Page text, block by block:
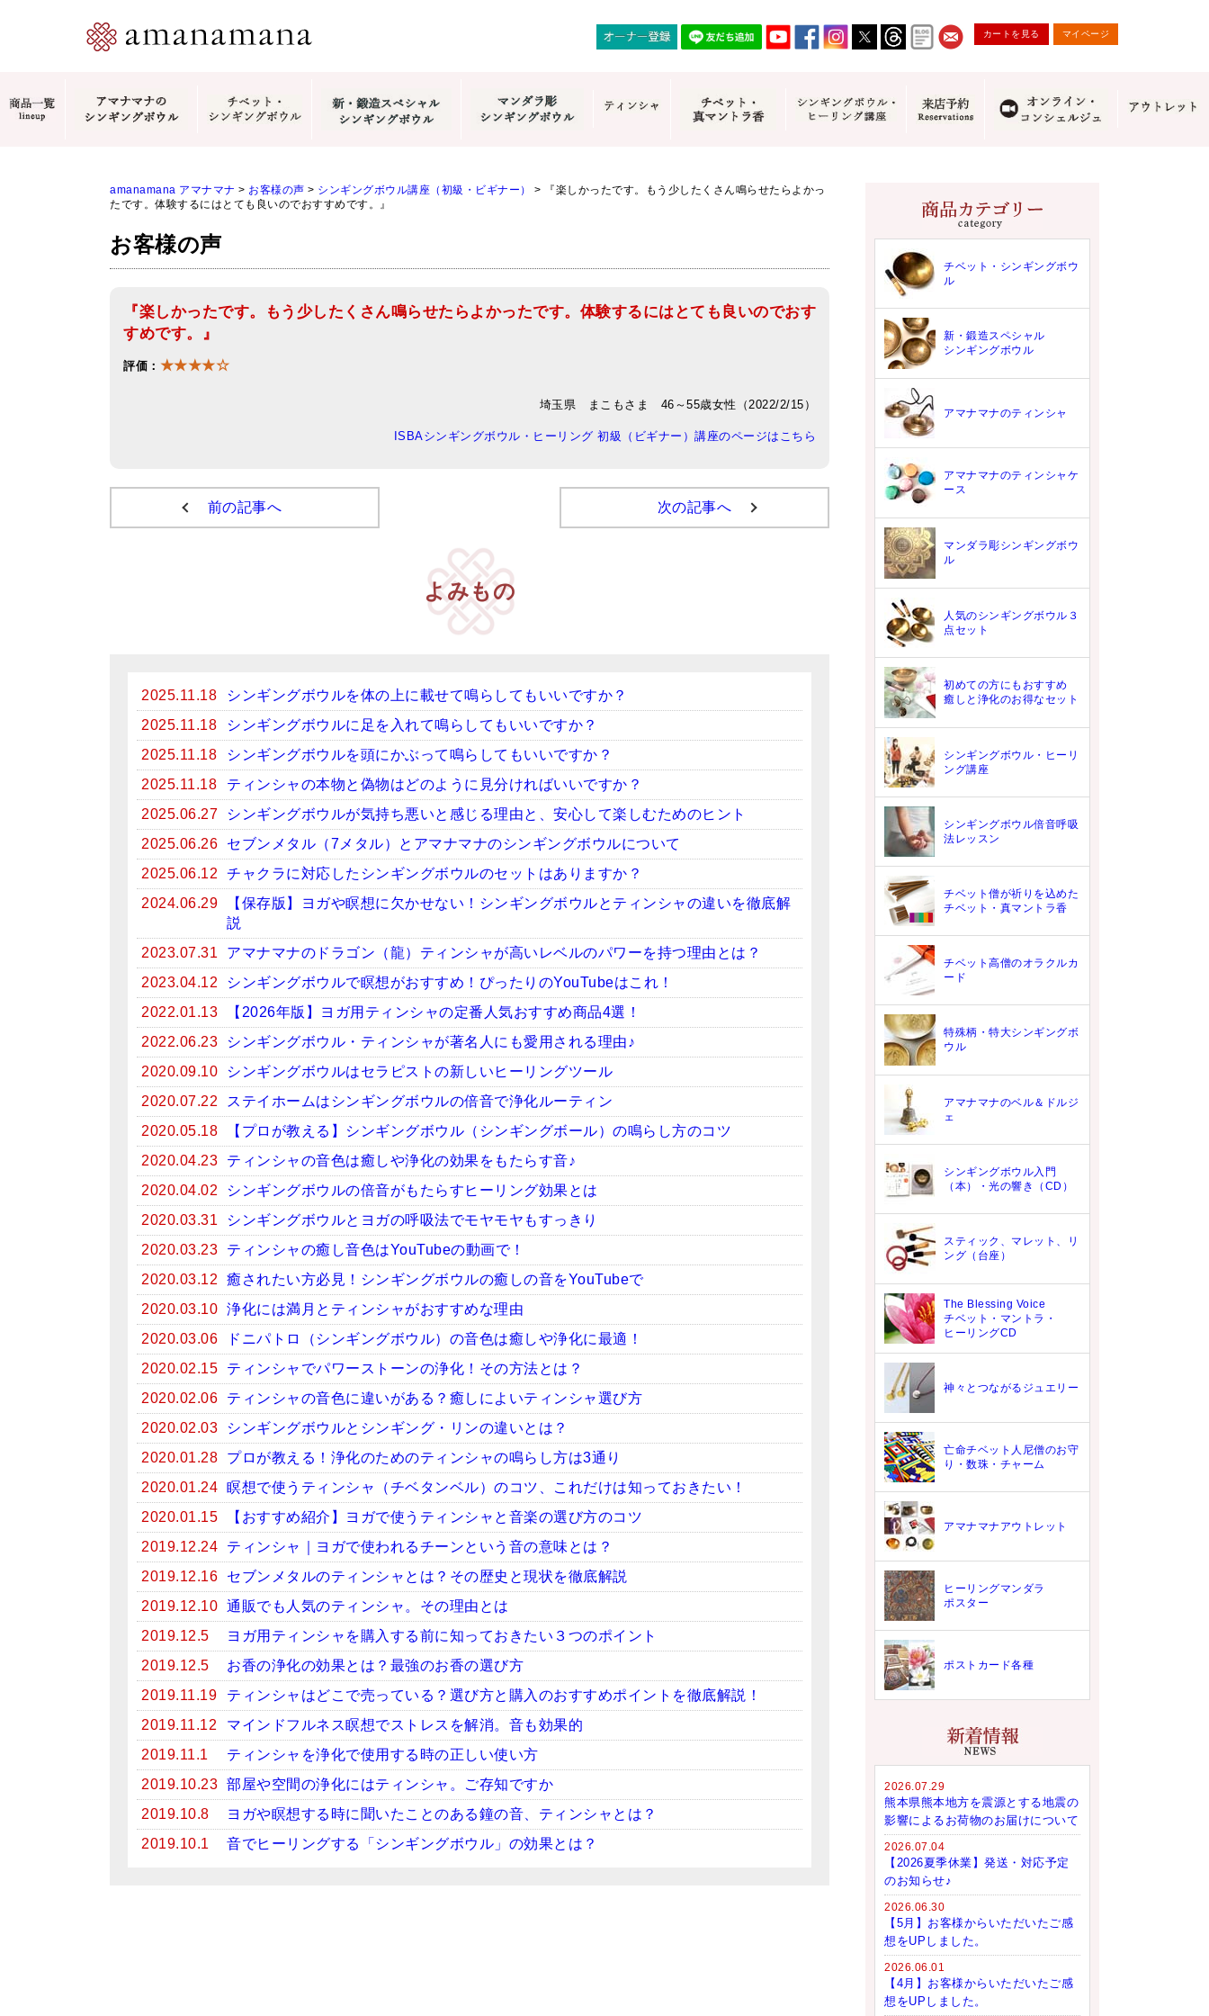
カートを見る マイページ
amanamana アマナマナ > お客様の声 > シンギングボウル講座（初級・ビギナー） >
『楽しかったです。もう少したくさん鳴らせたらよかっ
たです。体験するにはとても良いのでおすすめです。』
お客様の声
『楽しかったです。もう少したくさん鳴らせたらよかったです。体験するにはとても良いのでおす
すめです。』
評価： ★★★★☆
埼玉県 まこもさま 46～55歳女性（2022/2/15）
ISBAシンギングボウル・ヒーリング 初級（ビギナー）講座のページはこちら
前の記事へ 次の記事へ
よみもの
2025.11.18
シンギングボウルを体の上に載せて鳴らしてもいいですか？
2025.11.18
シンギングボウルに足を入れて鳴らしてもいいですか？
2025.11.18
シンギングボウルを頭にかぶって鳴らしてもいいですか？
2025.11.18
ティンシャの本物と偽物はどのように見分ければいいですか？
2025.06.27
シンギングボウルが気持ち悪いと感じる理由と、安心して楽しむためのヒント
2025.06.26
セブンメタル（7メタル）とアマナマナのシンギングボウルについて
2025.06.12
チャクラに対応したシンギングボウルのセットはありますか？
2024.06.29
【保存版】ヨガや瞑想に欠かせない！シンギングボウルとティンシャの違いを徹底解
説
2023.07.31
アマナマナのドラゴン（龍）ティンシャが高いレベルのパワーを持つ理由とは？
2023.04.12
シンギングボウルで瞑想がおすすめ！ぴったりのYouTubeはこれ！
2022.01.13
【2026年版】ヨガ用ティンシャの定番人気おすすめ商品4選！
2022.06.23
シンギングボウル・ティンシャが著名人にも愛用される理由♪
2020.09.10
シンギングボウルはセラピストの新しいヒーリングツール
2020.07.22
ステイホームはシンギングボウルの倍音で浄化ルーティン
2020.05.18
【プロが教える】シンギングボウル（シンギングボール）の鳴らし方のコツ
2020.04.23
ティンシャの音色は癒しや浄化の効果をもたらす音♪
2020.04.02
シンギングボウルの倍音がもたらすヒーリング効果とは
2020.03.31
シンギングボウルとヨガの呼吸法でモヤモヤもすっきり
2020.03.23
ティンシャの癒し音色はYouTubeの動画で！
2020.03.12
癒されたい方必見！シンギングボウルの癒しの音をYouTubeで
2020.03.10 浄化には満月とティンシャがおすすめな理由
2020.03.06
ドニパトロ（シンギングボウル）の音色は癒しや浄化に最適！
2020.02.15
ティンシャでパワーストーンの浄化！その方法とは？
2020.02.06
ティンシャの音色に違いがある？癒しによいティンシャ選び方
2020.02.03
シンギングボウルとシンギング・リンの違いとは？
2020.01.28
プロが教える！浄化のためのティンシャの鳴らし方は3通り
2020.01.24 瞑想で使うティンシャ（チベタンベル）のコツ、これだけは知っておきたい！
2020.01.15
【おすすめ紹介】ヨガで使うティンシャと音楽の選び方のコツ
2019.12.24
ティンシャ｜ヨガで使われるチーンという音の意味とは？
2019.12.16
セブンメタルのティンシャとは？その歴史と現状を徹底解説
2019.12.10 通販でも人気のティンシャ。その理由とは
2019.12.5
ヨガ用ティンシャを購入する前に知っておきたい３つのポイント
2019.12.5
お香の浄化の効果とは？最強のお香の選び方
2019.11.19
ティンシャはどこで売っている？選び方と購入のおすすめポイントを徹底解説！
2019.11.12
マインドフルネス瞑想でストレスを解消。音も効果的
2019.11.1
ティンシャを浄化で使用する時の正しい使い方
2019.10.23 部屋や空間の浄化にはティンシャ。ご存知ですか
2019.10.8
ヨガや瞑想する時に聞いたことのある鐘の音、ティンシャとは？
2019.10.1
音でヒーリングする「シンギングボウル」の効果とは？
チベット・シンギングボウ
ル
新・鍛造スペシャル
シンギングボウル
アマナマナのティンシャ
アマナマナのティンシャケ
ース
マンダラ彫シンギングボウ
ル
人気のシンギングボウル３
点セット
初めての方にもおすすめ
癒しと浄化のお得なセット
シンギングボウル・ヒーリ
ング講座
シンギングボウル倍音呼吸
法レッスン
チベット僧が祈りを込めた
チベット・真マントラ香
チベット高僧のオラクルカ
ード
特殊柄・特大シンギングボ
ウル
アマナマナのベル＆ドルジ
ェ
シンギングボウル入門
（本）・光の響き（CD）
スティック、マレット、リ
ング（台座）
The Blessing Voice
チベット・マントラ・
ヒーリングCD
神々とつながるジュエリー
亡命チベット人尼僧のお守
り・数珠・チャーム
アマナマナアウトレット
ヒーリングマンダラ
ポスター
ポストカード各種
2026.07.29
熊本県熊本地方を震源とする地震の
影響によるお荷物のお届けについて
2026.07.04
【2026夏季休業】発送・対応予定
のお知らせ♪
2026.06.30
【5月】お客様からいただいたご感
想をUPしました。
2026.06.01
【4月】お客様からいただいたご感
想をUPしました。